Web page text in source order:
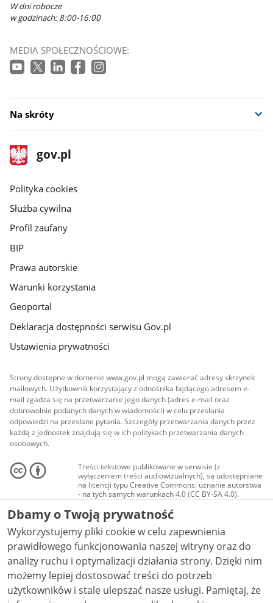
W dni robocze
w godzinach: 8:00-16:00
MEDIA SPOŁECZNOŚCIOWE:
Na skróty
stopka
gov.pl
Strona
gov.pl
gov.pl
Polityka cookies
Służba cywilna
Profil zaufany
BIP
Prawa autorskie
Warunki korzystania
Geoportal
Deklaracja dostępności serwisu Gov.pl
Ustawienia prywatności
Strony dostępne w domenie www.gov.pl mogą zawierać adresy skrzynek
mailowych. Użytkownik korzystający z odnośnika będącego adresem e-
mail zgadza się na przetwarzanie jego danych (adres e-mail oraz
dobrowolnie podanych danych w wiadomości) w celu przesłania
odpowiedzi na przesłane pytania. Szczegóły przetwarzania danych przez
każdą z jednostek znajdują się w ich politykach przetwarzania danych
osobowych.
Treści tekstowe publikowane w serwisie (z
wyłączeniem treści audiowizualnych), są udostępniane
na licencji typu Creative Commons: uznanie autorstwa
- na tych samych warunkach 4.0 (CC BY-SA 4.0).
Materiały audiowizualne, w tym zdjęcia, materiały
audio i wideo, są udostępniane na licencji typu
Creative Commons: uznanie autorstwa użycie
niekomercyjne - bez utworów zależnych 4.0 (CC BY-
NC-ND 4.0), o ile nie jest to stwierdzone inaczej.
Dbamy o Twoją prywatność
Wykorzystujemy pliki cookie w celu zapewnienia
prawidłowego funkcjonowania naszej witryny oraz do
analizy ruchu i optymalizacji działania strony. Dzięki nim
możemy lepiej dostosować treści do potrzeb
użytkowników i stale ulepszać nasze usługi. Pamiętaj, że